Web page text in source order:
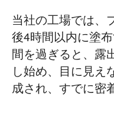
当社の工場では、
後4時間以内に塗
間を過ぎると、露
し始め、目に見え
成され、すでに密